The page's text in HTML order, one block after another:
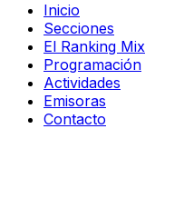
Inicio
Secciones
El Ranking Mix
Programación
Actividades
Emisoras
Contacto